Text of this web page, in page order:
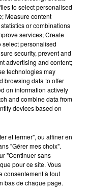
Jardin
to select personalised
Measure content
or combinations
services; Create
select personalised
security, prevent and
advertising and content;
technologies may
browsing data to offer
on information actively
and combine data from
devices based on
et fermer", ou affiner en
"Gérer mes choix".
"Continuer sans
pour ce site. Vous
consentement à tout
bas de chaque page.